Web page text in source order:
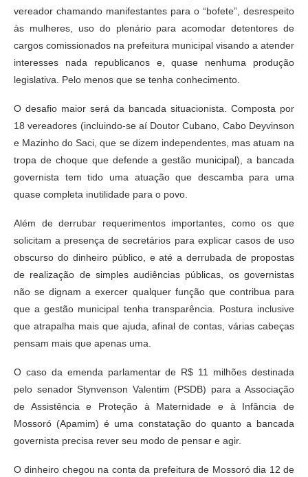
vereador chamando manifestantes para o “bofete”, desrespeito
às mulheres, uso do plenário para acomodar detentores de
cargos comissionados na prefeitura municipal visando a atender
interesses nada republicanos e, quase nenhuma produção
legislativa. Pelo menos que se tenha conhecimento.
O desafio maior será da bancada situacionista. Composta por
18 vereadores (incluindo-se aí Doutor Cubano, Cabo Deyvinson
e Mazinho do Saci, que se dizem independentes, mas atuam na
tropa de choque que defende a gestão municipal), a bancada
governista tem tido uma atuação que descamba para uma
quase completa inutilidade para o povo.
Além de derrubar requerimentos importantes, como os que
solicitam a presença de secretários para explicar casos de uso
obscurso do dinheiro público, e até a derrubada de propostas
de realização de simples audiências públicas, os governistas
não se dignam a exercer qualquer função que contribua para
que a gestão municipal tenha transparência. Postura inclusive
que atrapalha mais que ajuda, afinal de contas, várias cabeças
pensam mais que apenas uma.
O caso da emenda parlamentar de R$ 11 milhões destinada
pelo senador Stynvenson Valentim (PSDB) para a Associação
de Assistência e Proteção à Maternidade e à Infância de
Mossoró (Apamim) é uma constatação do quanto a bancada
governista precisa rever seu modo de pensar e agir.
O dinheiro chegou na conta da prefeitura de Mossoró dia 12 de